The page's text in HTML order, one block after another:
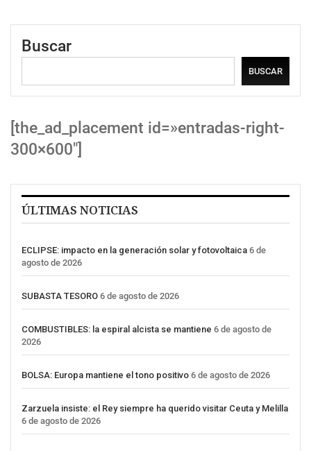
Buscar
BUSCAR
[the_ad_placement id=»entradas-right-
300×600″]
ÚLTIMAS NOTICIAS
ECLIPSE: impacto en la generación solar y fotovoltaica 6 de
agosto de 2026
SUBASTA TESORO 6 de agosto de 2026
COMBUSTIBLES: la espiral alcista se mantiene 6 de agosto de
2026
BOLSA: Europa mantiene el tono positivo 6 de agosto de 2026
Zarzuela insiste: el Rey siempre ha querido visitar Ceuta y Melilla
6 de agosto de 2026